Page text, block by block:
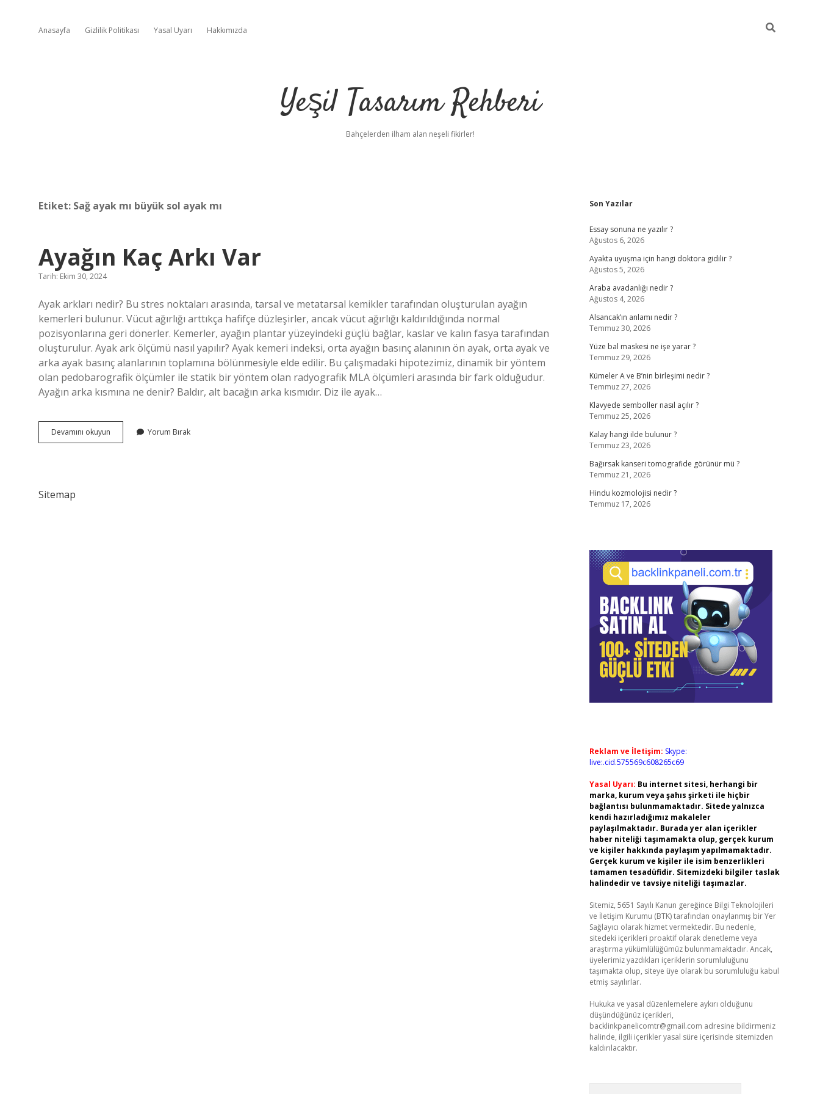
Anasayfa Gizlilik Politikası Yasal Uyarı Hakkımızda
Yeşil Tasarım Rehberi
Bahçelerden ilham alan neşeli fikirler!
Etiket: Sağ ayak mı büyük sol ayak mı
Ayağın Kaç Arkı Var
Tarih: Ekim 30, 2024
Ayak arkları nedir? Bu stres noktaları arasında, tarsal ve metatarsal kemikler tarafından oluşturulan ayağın
kemerleri bulunur. Vücut ağırlığı arttıkça hafifçe düzleşirler, ancak vücut ağırlığı kaldırıldığında normal
pozisyonlarına geri dönerler. Kemerler, ayağın plantar yüzeyindeki güçlü bağlar, kaslar ve kalın fasya tarafından
oluşturulur. Ayak ark ölçümü nasıl yapılır? Ayak kemeri indeksi, orta ayağın basınç alanının ön ayak, orta ayak ve
arka ayak basınç alanlarının toplamına bölünmesiyle elde edilir. Bu çalışmadaki hipotezimiz, dinamik bir yöntem
olan pedobarografik ölçümler ile statik bir yöntem olan radyografik MLA ölçümleri arasında bir fark olduğudur.
Ayağın arka kısmına ne denir? Baldır, alt bacağın arka kısmıdır. Diz ile ayak…
Devamını okuyun
Kaç
Yorum Bırak
Sitemap
Sidebar
Son Yazılar
Essay sonuna ne yazılır ?
Ağustos 6, 2026
Ayakta uyuşma için hangi doktora gidilir ?
Ağustos 5, 2026
Araba avadanlığı nedir ?
Ağustos 4, 2026
Alsancak’ın anlamı nedir ?
Temmuz 30, 2026
Yüze bal maskesi ne işe yarar ?
Temmuz 29, 2026
Kümeler A ve B’nin birleşimi nedir ?
Temmuz 27, 2026
Klavyede semboller nasıl açılır ?
Temmuz 25, 2026
Kalay hangi ilde bulunur ?
Temmuz 23, 2026
Bağırsak kanseri tomografide görünür mü ?
Temmuz 21, 2026
Hindu kozmolojisi nedir ?
Temmuz 17, 2026
Reklam ve İletişim: Skype:
live:.cid.575569c608265c69
Yasal Uyarı: Bu internet sitesi, herhangi bir
marka, kurum veya şahıs şirketi ile hiçbir
bağlantısı bulunmamaktadır. Sitede yalnızca
kendi hazırladığımız makaleler
paylaşılmaktadır. Burada yer alan içerikler
haber niteliği taşımamakta olup, gerçek kurum
ve kişiler hakkında paylaşım yapılmamaktadır.
Gerçek kurum ve kişiler ile isim benzerlikleri
tamamen tesadüfidir. Sitemizdeki bilgiler taslak
halindedir ve tavsiye niteliği taşımazlar.
Sitemiz, 5651 Sayılı Kanun gereğince Bilgi Teknolojileri
ve İletişim Kurumu (BTK) tarafından onaylanmış bir Yer
Sağlayıcı olarak hizmet vermektedir. Bu nedenle,
sitedeki içerikleri proaktif olarak denetleme veya
araştırma yükümlülüğümüz bulunmamaktadır. Ancak,
üyelerimiz yazdıkları içeriklerin sorumluluğunu
taşımakta olup, siteye üye olarak bu sorumluluğu kabul
etmiş sayılırlar.
Hukuka ve yasal düzenlemelere aykırı olduğunu
düşündüğünüz içerikleri,
backlinkpanelicomtr@gmail.com adresine bildirmeniz
halinde, ilgili içerikler yasal süre içerisinde sitemizden
kaldırılacaktır.